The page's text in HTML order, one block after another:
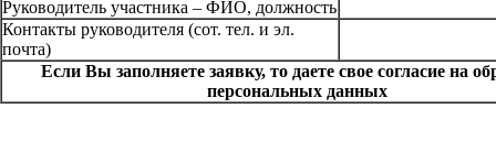
Руководитель участника – ФИО, должность
Контакты руководителя (сот. тел. и эл.
почта)
Если Вы заполняете заявку, то даете свое согласие на
персональных данных